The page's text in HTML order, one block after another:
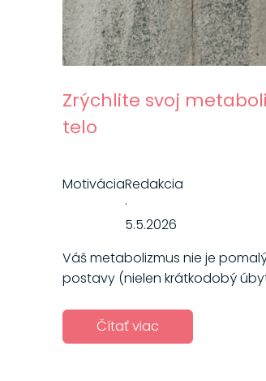
Zrýchlite svoj
telo
Váš metabolizmus nie je
postavy (nielen krátkodobý
MotiváciaRedakcia
·
5.5.2026
Čítať viac